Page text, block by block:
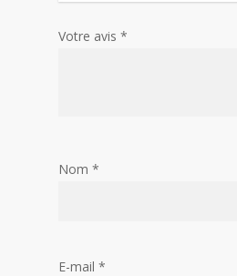
Votre avis *
Nom *
E-mail *